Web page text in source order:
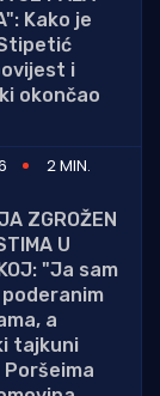
Kako je
i
okončao
2 MIN.
ZGROŽEN
U
"Ja sam
a
tajkuni